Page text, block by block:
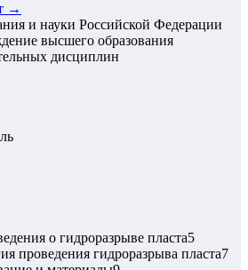
→
и науки Российской Федерации
высшего образования
дисциплин
о гидроразрыве пласта5
проведения гидроразрыва пласта7